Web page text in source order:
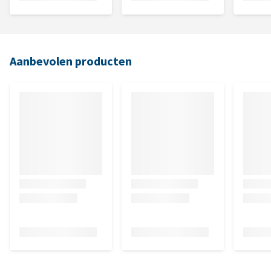
Aanbevolen producten